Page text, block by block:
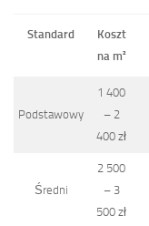
Standard
Koszt
na m²
Podstawowy
1 400
– 2
400 zł
Średni
2 500
– 3
500 zł